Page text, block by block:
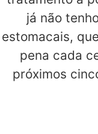
já não
estomacais,
pena cada
próximos